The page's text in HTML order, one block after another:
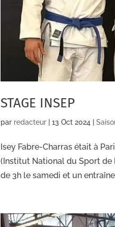
STAGE INSEP
par redacteur 13 Oct 2024
Isey Fabre-Charras était à
(Institut National du Sport de
de 3h le samedi et un